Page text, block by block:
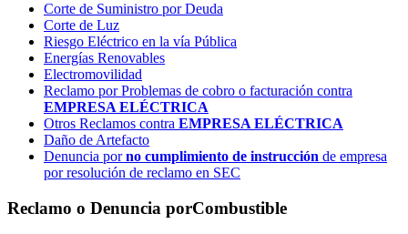
Corte de Suministro por Deuda
Corte de Luz
Riesgo Eléctrico en la vía Pública
Energías Renovables
Electromovilidad
Reclamo por Problemas de cobro o facturación contra
EMPRESA ELÉCTRICA
Otros Reclamos contra EMPRESA ELÉCTRICA
Daño de Artefacto
Denuncia porno cumplimiento de instrucción de empresa
por resolución de reclamo en SEC
Reclamo o Denuncia porCombustible